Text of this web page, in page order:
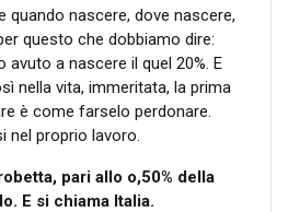
quando nascere, dove nascere,
questo che dobbiamo dire:
avuto a nascere il quel 20%. E
nella vita, immeritata, la prima
è come farselo perdonare.
nel proprio lavoro.
pari allo o,50% della
E si chiama Italia.